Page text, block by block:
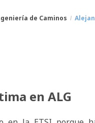
de Caminos
en ALG